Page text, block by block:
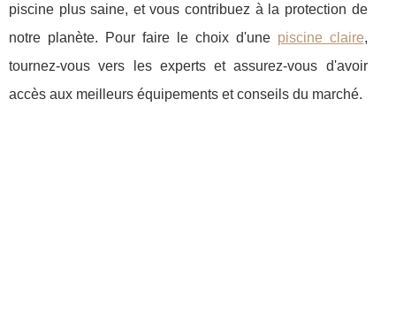
piscine plus saine, et vous contribuez à la protection de
notre planète. Pour faire le choix d'une piscine claire,
tournez-vous vers les experts et assurez-vous d'avoir
accès aux meilleurs équipements et conseils du marché.